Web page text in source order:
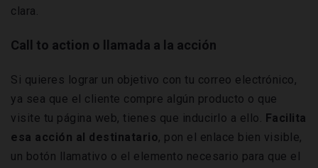
clara.
Call to action o llamada a la acción
Si quieres lograr un objetivo con tu correo electrónico,
ya sea que el cliente compre algún producto o que
visite tu página web, tienes que inducirlo a ello. Facilita
esa acción al destinatario, pon el enlace bien visible,
un botón llamativo o el elemento necesario para que el